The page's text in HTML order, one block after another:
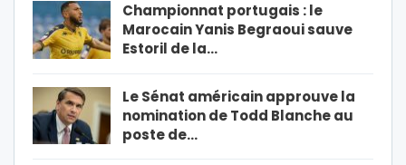
Championnat portugais : le
Marocain Yanis Begraoui sauve
Estoril de la…
Le Sénat américain approuve la
nomination de Todd Blanche au
poste de…